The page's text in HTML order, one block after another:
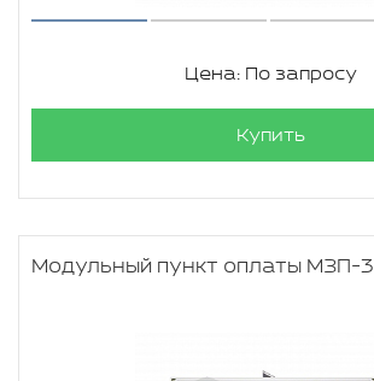
Цена: По запросу
Купить
Модульный пункт оплаты МЗП-3